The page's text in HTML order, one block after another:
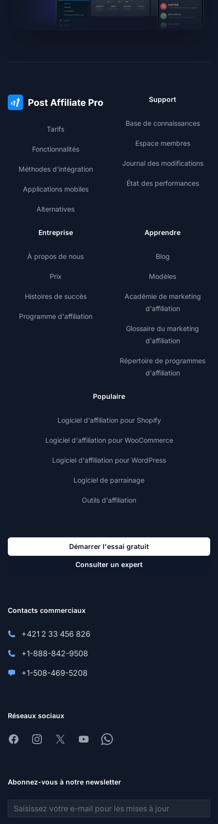
Tarifs
Fonctionnalités
Méthodes d'intégration
Applications mobiles
Alternatives
Support
Base de connaissances
Espace membres
Journal des modifications
État des performances
Entreprise
À propos de nous
Prix
Histoires de succès
Programme d'affiliation
Apprendre
Blog
Modèles
Académie de marketing
d'affiliation
Glossaire du marketing
d'affiliation
Répertoire de programmes
d'affiliation
Populaire
Logiciel d'affiliation pour Shopify
Logiciel d'affiliation pour WooCommerce
Logiciel d'affiliation pour WordPress
Logiciel de parrainage
Outils d'affiliation
Démarrer l'essai gratuit
Consulter un expert
Contacts commerciaux
+421 2 33 456 826
+1-888-842-9508
+1-508-469-5208
Réseaux sociaux
FacebookInstagram
X YoutubeWhatsapp
Abonnez-vous à notre newsletter
Adresse e-mail